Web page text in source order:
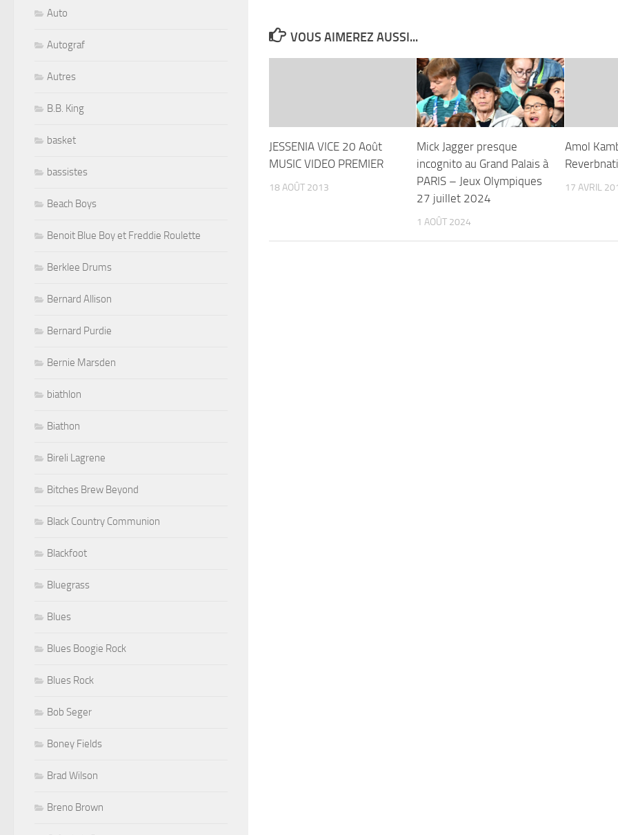
VOUS AIMEREZ AUSSI...
JESSENIA VICE 20 Août
MUSIC VIDEO PREMIER
18 AOÛT 2013
Mick Jagger presque
incognito au Grand Palais à
PARIS – Jeux Olympiques
27 juillet 2024
1 AOÛT 2024
Amol
17 AVRIL
Auto
Autograf
Autres
B.B. King
basket
bassistes
Beach Boys
Benoit Blue Boy et Freddie Roulette
Berklee Drums
Bernard Allison
Bernard Purdie
Bernie Marsden
biathlon
Biathon
Bireli Lagrene
Bitches Brew Beyond
Black Country Communion
Blackfoot
Bluegrass
Blues
Blues Boogie Rock
Blues Rock
Bob Seger
Boney Fields
Brad Wilson
Breno Brown